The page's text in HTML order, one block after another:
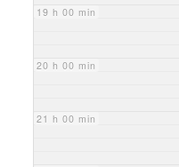
19 h 00 min
20 h 00 min
21 h 00 min